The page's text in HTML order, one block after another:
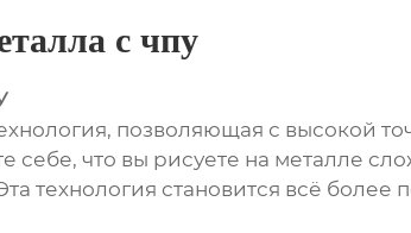
с чпу
позволяющая с высокой
себе, что вы рисуете на металле
технология становится всё